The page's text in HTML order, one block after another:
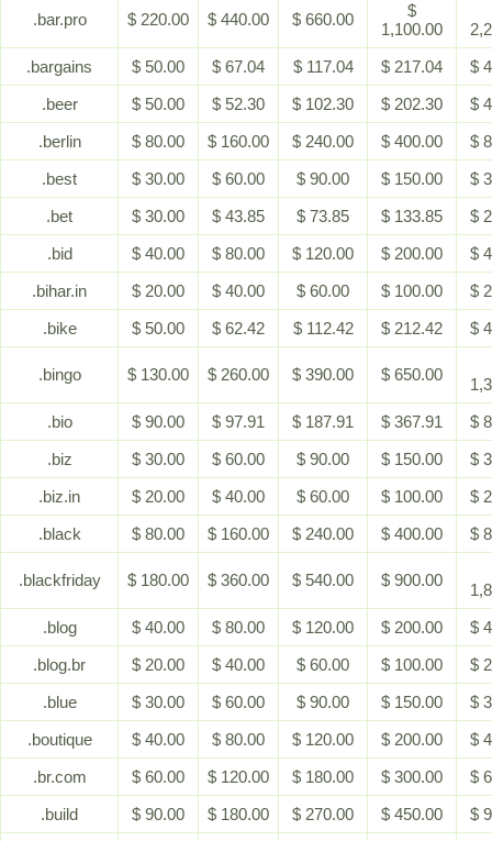
.bar.pro $ 220.00 $ 440.00 $ 660.00
$
1,100.00
.bargains
$ 50.00 $ 67.04 $ 117.04 $ 217.04
$
.beer
$ 50.00 $ 52.30 $ 102.30 $ 202.30
$
.berlin
$ 80.00 $ 160.00 $ 240.00 $ 400.00
$
.best
$ 30.00 $ 60.00 $ 90.00 $ 150.00
$
.bet
$ 30.00 $ 43.85 $ 73.85 $ 133.85
$
.bid
$ 40.00 $ 80.00 $ 120.00 $ 200.00
$
.bihar.in
$ 20.00 $ 40.00 $ 60.00 $ 100.00
$
.bike
$ 50.00 $ 62.42 $ 112.42 $ 212.42 $
.bingo $ 130.00 $ 260.00 $ 390.00 $ 650.00
.bio
$ 90.00 $ 97.91 $ 187.91 $ 367.91
$
.biz
$ 30.00 $ 60.00 $ 90.00 $ 150.00
$
.biz.in
$ 20.00 $ 40.00 $ 60.00 $ 100.00
$
.black
$ 80.00 $ 160.00 $ 240.00 $ 400.00 $
.blackfriday $ 180.00 $ 360.00 $ 540.00 $ 900.00
.blog
$ 40.00 $ 80.00 $ 120.00 $ 200.00
$
.blog.br
$ 20.00 $ 40.00 $ 60.00 $ 100.00
$
.blue
$ 30.00 $ 60.00 $ 90.00 $ 150.00
$
.boutique
$ 40.00 $ 80.00 $ 120.00 $ 200.00
$
.br.com
$ 60.00 $ 120.00 $ 180.00 $ 300.00
$
.build
$ 90.00 $ 180.00 $ 270.00 $ 450.00
$